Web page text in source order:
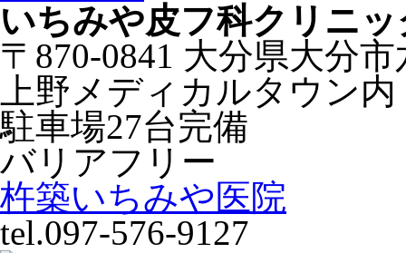
いちみや皮フ科クリニッ
〒870-0841 大分県大分
上野メディカルタウン内
駐車場27台完備
バリアフリー
杵築いちみや医院
tel.097-576-9127